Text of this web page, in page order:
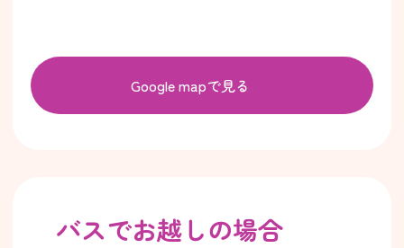
Google mapで見る
バスでお越しの場合